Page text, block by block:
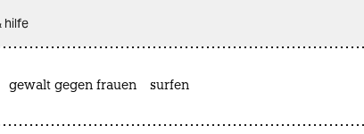
hilfe
gewalt gegen frauen surfen